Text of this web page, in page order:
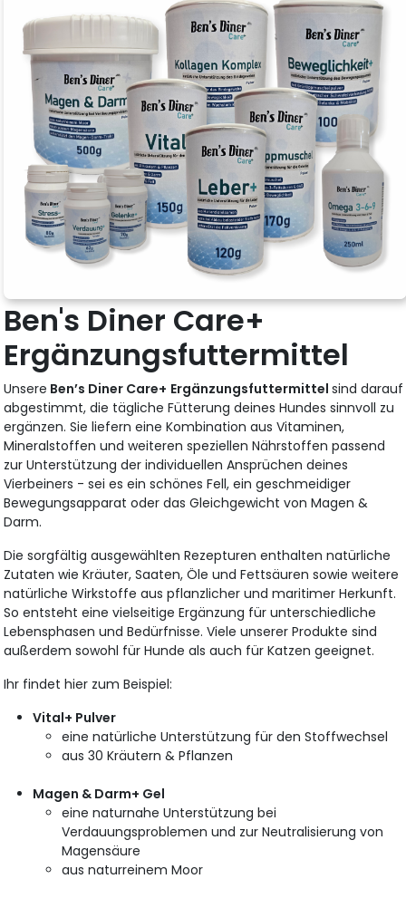
Ben's Diner Care+
Ergänzungsfuttermittel
Unsere Ben’s Diner Care+ Ergänzungsfuttermittelsind darauf
abgestimmt, die tägliche Fütterung deines Hundes sinnvoll zu
ergänzen. Sie liefern eine Kombination aus Vitaminen,
Mineralstoffen und weiteren speziellen Nährstoffen passend
zur Unterstützung der individuellen Ansprüchen deines
Vierbeiners - sei es ein schönes Fell, ein geschmeidiger
Bewegungsapparat oder das Gleichgewicht von Magen &
Darm.
Die sorgfältig ausgewählten Rezepturen enthalten natürliche
Zutaten wie Kräuter, Saaten, Öle und Fettsäuren sowie weitere
natürliche Wirkstoffe aus pflanzlicher und maritimer Herkunft.
So entsteht eine vielseitige Ergänzung für unterschiedliche
Lebensphasen und Bedürfnisse. Viele unserer Produkte sind
außerdem sowohl für Hunde als auch für Katzen geeignet.
Ihr findet hier zum Beispiel:
Vital+ Pulver
eine natürliche Unterstützung für den Stoffwechsel
aus 30 Kräutern & Pflanzen
Magen & Darm+ Gel
eine naturnahe Unterstützung bei
Verdauungsproblemen und zur Neutralisierung von
Magensäure
aus naturreinem Moor